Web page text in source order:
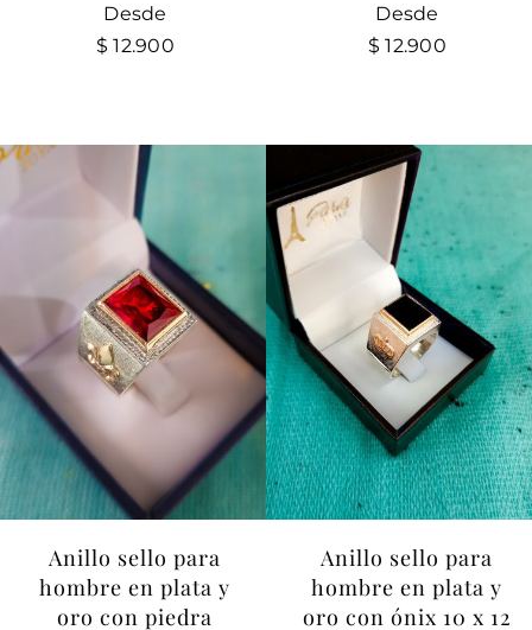
Desde
$ 12.900
Desde
$ 12.900
Anillo sello para
hombre en plata y
oro con piedra
Anillo sello para
hombre en plata y
oro con ónix 10 x 12